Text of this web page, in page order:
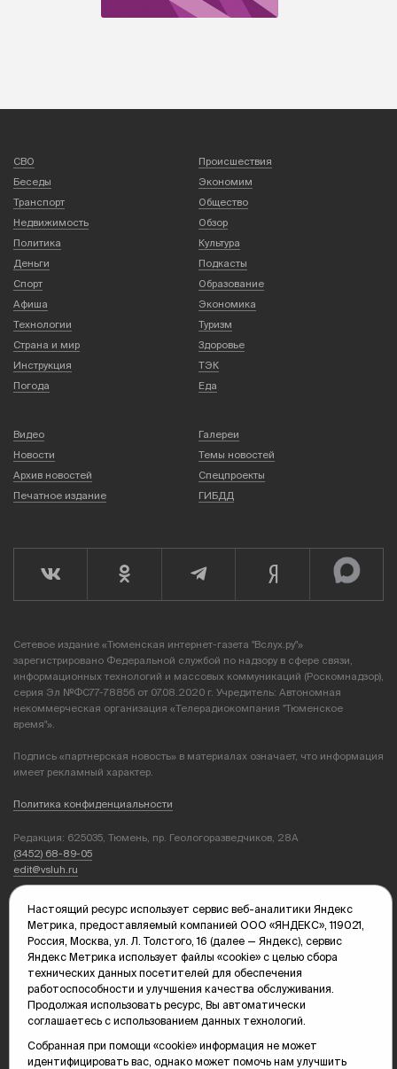
СВО
Происшествия
Беседы
Экономим
Транспорт
Общество
Недвижимость
Обзор
Политика
Культура
Деньги
Подкасты
Спорт
Образование
Афиша
Экономика
Технологии
Туризм
Страна и мир
Здоровье
Инструкция
ТЭК
Погода
Еда
Видео
Галереи
Новости
Темы новостей
Архив новостей
Спецпроекты
Печатное издание
ГИБДД
Сетевое издание «Тюменская интернет-газета "Вслух.ру"»
зарегистрировано Федеральной службой по надзору в сфере связи,
информационных технологий и массовых коммуникаций (Роскомнадзор),
серия Эл №ФС77-78856 от 07.08.2020 г. Учредитель: Автономная
некоммерческая организация «Телерадиокомпания "Тюменское
время"».
Подпись «партнерская новость» в материалах означает, что информация
имеет рекламный характер.
Политика конфиденциальности
Редакция: 625035, Тюмень, пр. Геологоразведчиков, 28А
(3452) 68-89-05
edit@vsluh.ru
kika@vsluh.ru
По вопросам рекламы:
(3452) 68-89-78
kotovaev@sibinformburo.ru
mim@vsluh.ru
Настоящий ресурс использует сервис веб-аналитики Яндекс
Метрика, предоставляемый компанией ООО «ЯНДЕКС», 119021,
Россия, Москва, ул. Л. Толстого, 16 (далее — Яндекс), сервис
Яндекс Метрика использует файлы «cookie» с целью сбора
технических данных посетителей для обеспечения
работоспособности и улучшения качества обслуживания.
Продолжая использовать ресурс, Вы автоматически
соглашаетесь с использованием данных технологий.
Собранная при помощи «cookie» информация не может
идентифицировать вас, однако может помочь нам улучшить